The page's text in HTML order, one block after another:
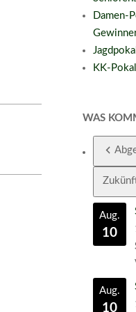
Damen-
KK-
WAS
Aug.
10
Aug.
10